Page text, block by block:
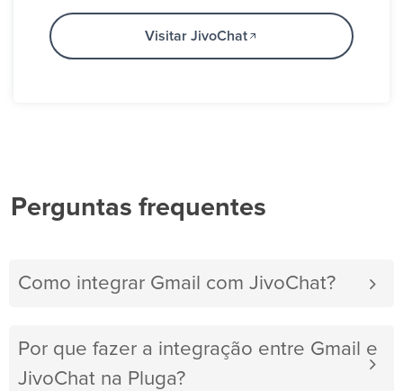
Visitar JivoChat
Perguntas frequentes
Como integrar Gmail com JivoChat?
Por que fazer a integração entre Gmail e
JivoChat na Pluga?